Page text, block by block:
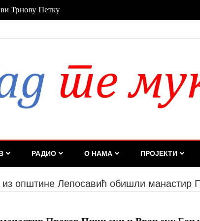
право на лечење, без обзира на рок важења
РАДИО О НАМА ПРОЈЕКТИ
општине Лепосавић обишли манастир